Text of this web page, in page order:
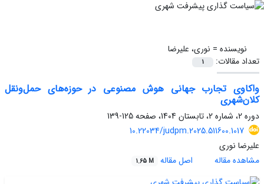
نویسنده = نوری، علیرضا
تعداد مقالات:
1
واکاوی تجارب جهانی هوش مصنوعی در حوزه‌های حمل‌ونقل
کلان‌شهری
دوره 2، شماره 2، تابستان 1404، صفحه
125-139
10.22034/judpm.2025.511600.1017
علیرضا نوری
مشاهده مقاله
اصل مقاله 1.65 M